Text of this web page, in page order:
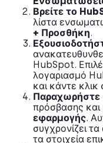
Βρείτε το
λίστα
+ Προσθήκη.
HubSpot.
λογαριασμό
και κάντε κλικ
Παραχωρήστε
πρόσβασης και
εφαρμογής.
συγχρονίζει
τα στοιχεία